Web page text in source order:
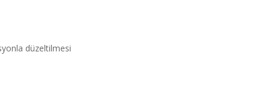
düzeltilmesi